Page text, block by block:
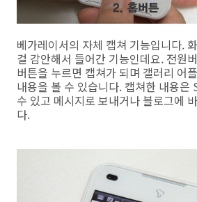
베가레이서의 자체 캡쳐 기능입니다.
걸 감안해서 들어간 기능인데요. 전원
버튼을 누르면 캡쳐가 되며 갤러리 어
내용을 볼 수 있습니다. 캡쳐한 내용은
수 있고 메시지로 보내거나 블로그에
다.